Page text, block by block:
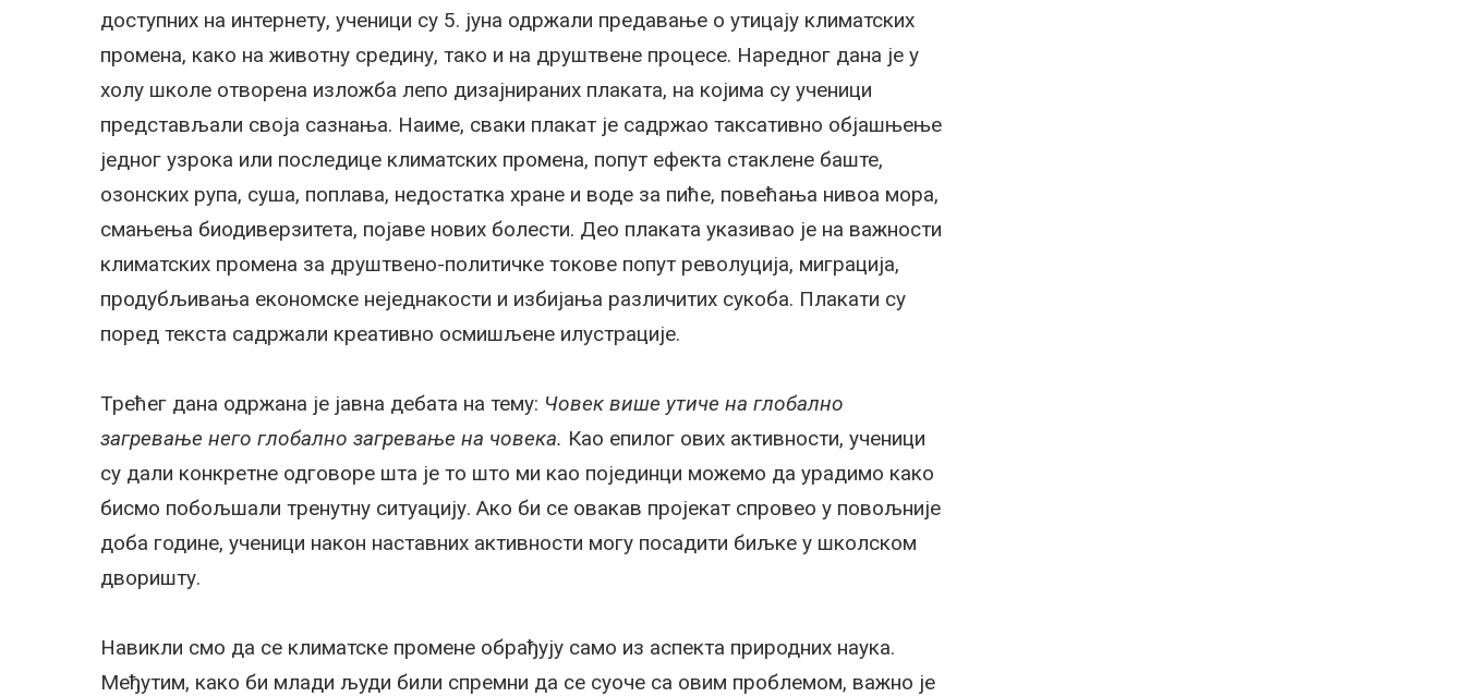
доступних на интернету, ученици су 5. јуна одржали предавање о утицају климатских
промена, како на животну средину, тако и на друштвене процесе. Наредног дана је у
холу школе отворена изложба лепо дизајнираних плаката, на којима су ученици
представљали своја сазнања. Наиме, сваки плакат је садржао таксативно објашњење
једног узрока или последице климатских промена, попут ефекта стаклене баште,
озонских рупа, суша, поплава, недостатка хране и воде за пиће, повећања нивоа мора,
смањења биодиверзитета, појаве нових болести. Део плаката указивао је на важности
климатских промена за друштвено-политичке токове попут револуција, миграција,
продубљивања економске неједнакости и избијања различитих сукоба. Плакати су
поред текста садржали креативно осмишљене илустрације.
Трећег дана одржана је јавна дебата на тему: Човек више утиче на глобално
загревање него глобално загревање на човека. Као епилог ових активности, ученици
су дали конкретне одговоре шта је то што ми као појединци можемо да урадимо како
бисмо побољшали тренутну ситуацију. Ако би се овакав пројекат спровео у повољније
доба године, ученици након наставних активности могу посадити биљке у школском
дворишту.
Навикли смо да се климатске промене обрађују само из аспекта природних наука.
Међутим, како би млади људи били спремни да се суоче са овим проблемом, важно је